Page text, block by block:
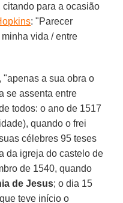
para a ocasião
: "Parecer
vida / entre
"apenas a sua obra o
se assenta entre
todos: o ano de 1517
quando o frei
célebres 95 teses
da igreja do castelo de
de 1540, quando
de Jesus; o dia 15
teve início o